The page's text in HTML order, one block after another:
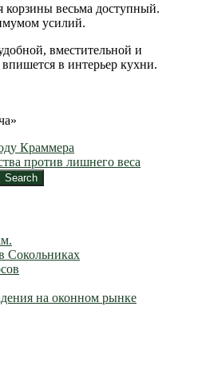
корзины весьма доступный.
усилий.
вместительной и
в интерьер кухни.
Краммера
против лишнего веса
Сокольниках
на оконном рынке